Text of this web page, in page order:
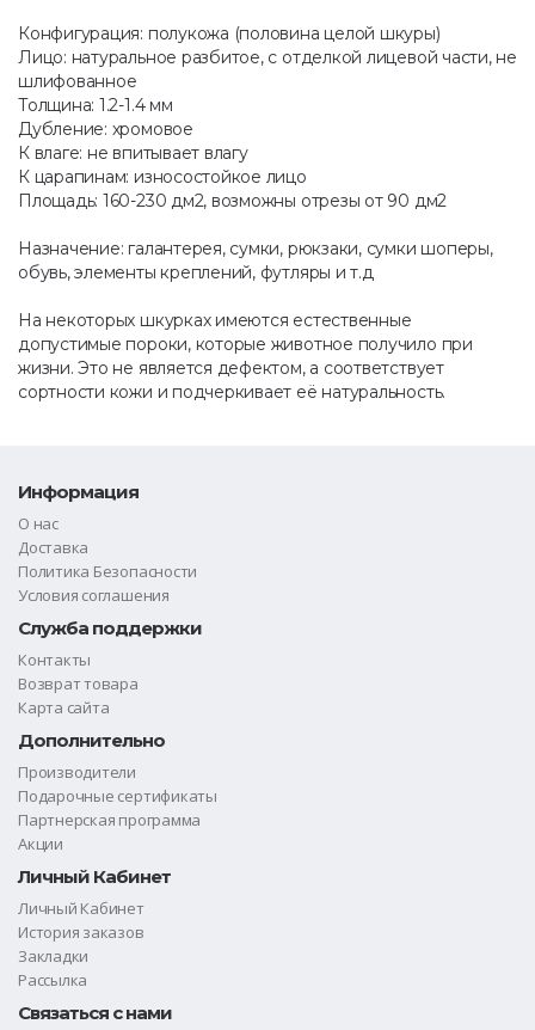
Конфигурация: полукожа (половина целой шкуры)
Лицо: натуральное разбитое, с отделкой лицевой части, не
шлифованное
Толщина: 1.2-1.4 мм
Дубление: хромовое
К влаге: не впитывает влагу
К царапинам: износостойкое лицо
Площадь: 160-230 дм2, возможны отрезы от 90 дм2
Назначение: галантерея, сумки, рюкзаки, сумки шоперы,
обувь, элементы креплений, футляры и т.д
На некоторых шкурках имеются естественные
допустимые пороки, которые животное получило при
жизни. Это не является дефектом, а соответствует
сортности кожи и подчеркивает её натуральность.
Информация
О нас
Доставка
Политика Безопасности
Условия соглашения
Служба поддержки
Контакты
Возврат товара
Карта сайта
Дополнительно
Производители
Подарочные сертификаты
Партнерская программа
Акции
Личный Кабинет
Личный Кабинет
История заказов
Закладки
Рассылка
Связаться с нами